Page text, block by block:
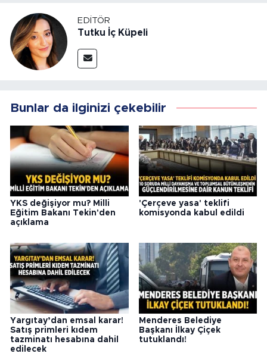
EDITÖR
Tutku İç Küpeli
Bunlar da ilginizi çekebilir
YKS değişiyor mu? Milli
Eğitim Bakanı Tekin'den
açıklama
'Çerçeve yasa' teklifi
komisyonda kabul edildi
Yargıtay’dan emsal karar!
Satış primleri kıdem
tazminatı hesabına dahil
edilecek
Menderes Belediye
Başkanı İlkay Çiçek
tutuklandı!